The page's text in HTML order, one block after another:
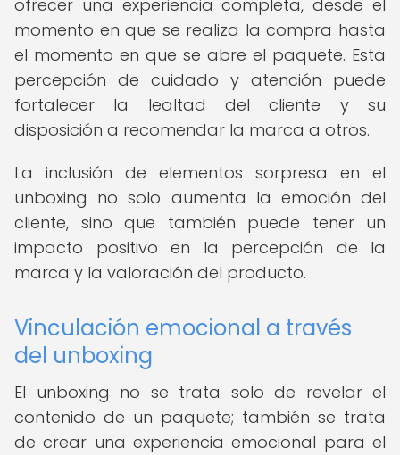
ofrecer una experiencia completa, desde el
momento en que se realiza la compra hasta
el momento en que se abre el paquete. Esta
percepción de cuidado y atención puede
fortalecer la lealtad del cliente y su
disposición a recomendar la marca a otros.
La inclusión de elementos sorpresa en el
unboxing no solo aumenta la emoción del
cliente, sino que también puede tener un
impacto positivo en la percepción de la
marca y la valoración del producto.
Vinculación emocional a través
del unboxing
El unboxing no se trata solo de revelar el
contenido de un paquete; también se trata
de crear una experiencia emocional para el